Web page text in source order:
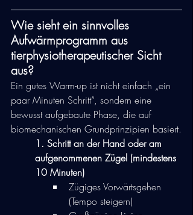
Wie sieht ein sinnvolles
Aufwärmprogramm aus
tierphysiotherapeutischer Sicht
aus?
Ein gutes Warm-up ist nicht einfach „ein
paar Minuten Schritt“, sondern eine
bewusst aufgebaute Phase, die auf
biomechanischen Grundprinzipien basiert.
1. Schritt an der Hand oder am
aufgenommenen Zügel (mindestens
10 Minuten)
Zügiges Vorwärtsgehen
(Tempo steigern)